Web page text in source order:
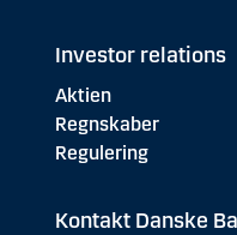
Investor relations
Aktien
Regnskaber
Regulering
Kontakt Danske